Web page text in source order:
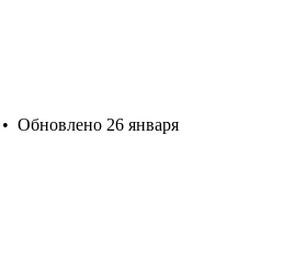
• Обновлено 26 января